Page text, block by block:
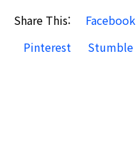
Share This: Facebook
Pinterest
Stumble